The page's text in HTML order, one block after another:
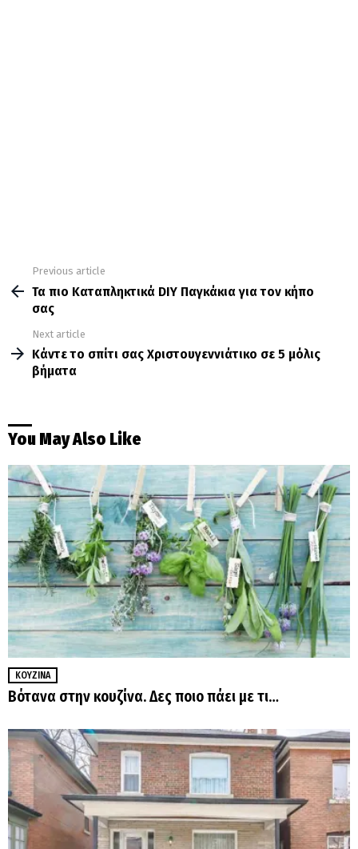
more
Previous article
Τα πιο Καταπληκτικά DIY Παγκάκια για τον κήπο
σας
Next article
Κάντε το σπίτι σας Χριστουγεννιάτικο σε 5 μόλις
βήματα
You May Also Like
ΚΟΥΖΊΝΑ
Βότανα στην κουζίνα. Δες ποιο πάει με τι…